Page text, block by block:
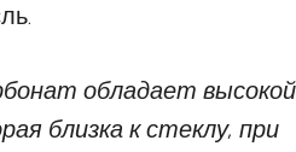
обладает высокой
близка к стеклу, при